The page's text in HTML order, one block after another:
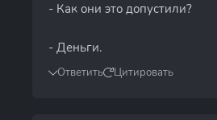
- Как они это допустили?
- Деньги.
Ответить Цитировать